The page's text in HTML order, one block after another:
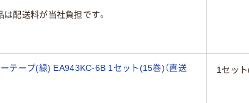
配送料が当社負担です。
テープ(緑) EA943KC-6B 1セット(15巻)（直送
1セッ